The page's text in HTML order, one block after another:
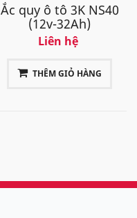
Ắc quy ô tô 3K NS40
(12v-32Ah)
Liên hệ
THÊM GIỎ HÀNG